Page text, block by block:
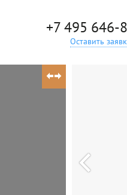
+7 495 646-
Оставить